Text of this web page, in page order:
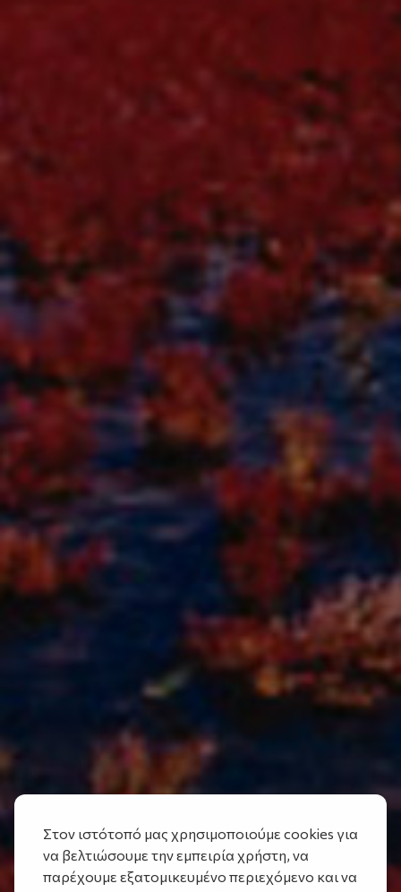
Στον ιστότοπό μας χρησιμοποιούμε cookies για
να βελτιώσουμε την εμπειρία χρήστη, να
παρέχουμε εξατομικευμένο περιεχόμενο και να